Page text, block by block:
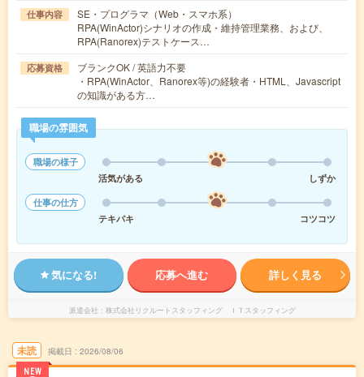
仕事内容
SE・プログラマ（Web・スマホ系）
RPA(WinActor)シナリオの作成・維持管理業務、および、
RPA(Ranorex)テストケース…
応募資格
ブランクOK / 英語力不要
・RPA(WinActor、Ranorex等)の経験者・HTML、Javascript
の知識がある方…
職場の雰囲気
職場の様子
活気がある
しずか
仕事の仕方
テキパキ
コツコツ
気になる! 応募へ進む 詳しく見る
派遣会社 株式会社リクルートスタッフィング ＩＴスタッフィング
未読
NEW
掲載日 2026/08/06